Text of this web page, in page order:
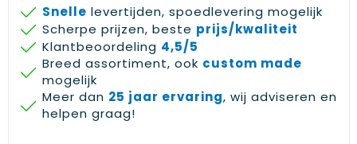
Snelle levertijden, spoedlevering mogelijk
Scherpe prijzen, beste prijs/kwaliteit
Klantbeoordeling 4,5/5
Breed assortiment, ook custom made
mogelijk
Meer dan 25 jaar ervaring, wij adviseren en
helpen graag!